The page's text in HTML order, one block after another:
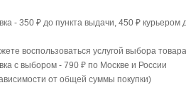
- 350 ₽ до пункта выдачи, 450 ₽ курьером
воспользоваться услугой выбора товара
с выбором - 790 ₽ по Москве и России
от общей суммы покупки)